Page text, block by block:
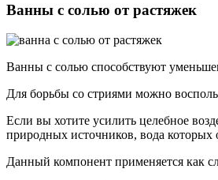
Ванны с солью от растяжек
Ванны с солью способствуют
Для борьбы со стриями можно
Если вы хотите усилить целебное
природных источников, вода которых
Данный компонент применяется как